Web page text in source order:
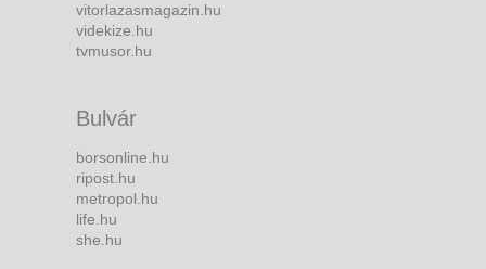
vitorlazasmagazin.hu
videkize.hu
tvmusor.hu
Bulvár
borsonline.hu
ripost.hu
metropol.hu
life.hu
she.hu